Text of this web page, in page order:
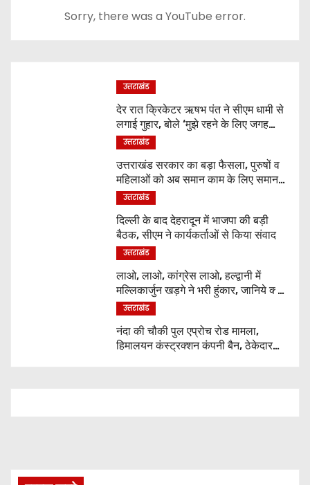
Sorry, there was a YouTube error.
उत्तराखंड
देर रात क्रिकेटर ऋषभ पंत ने सीएम धामी से
लगाई गुहार, बोले ‘मुझे रहने के लिए जगह
नहीं मिल रही’
उत्तराखंड
उत्तराखंड सरकार का बड़ा फैसला, पुरुषों व
महिलाओं को अब समान काम के लिए समान
वेतन
उत्तराखंड
दिल्ली के बाद देहरादून में भाजपा की बड़ी
बैठक, सीएम ने कार्यकर्ताओं से किया संवाद
उत्तराखंड
लाओ, लाओ, कांग्रेस लाओ, हल्द्वानी में
मल्लिकार्जुन खड़गे ने भरी हुंकार, जानिये क्या
कुछ कहा
उत्तराखंड
नंदा की चौकी पुल एप्रोच रोड मामला,
हिमालयन कंस्ट्रक्शन कंपनी बैन, ठेकेदार